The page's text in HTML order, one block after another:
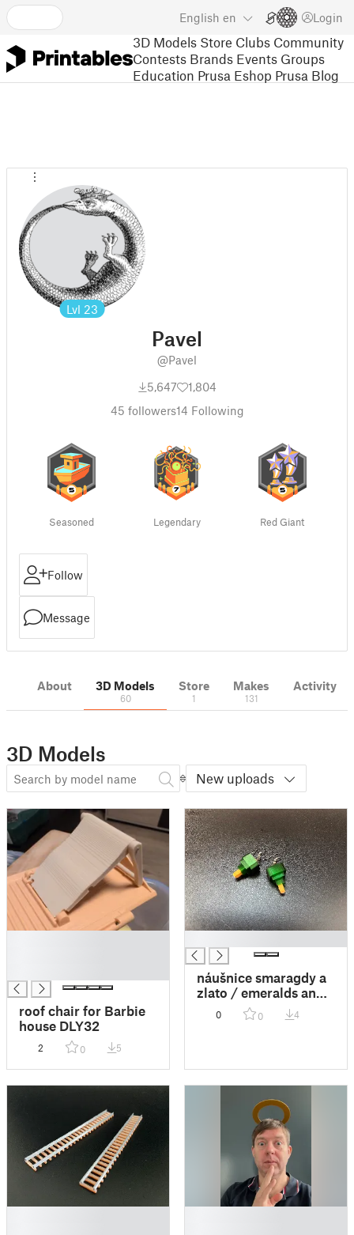
English en Login
3D Models Store Clubs Community
Contests Brands Events Groups
Education Prusa Eshop Prusa Blog
Lvl 23
Pavel
@Pavel
5,647
1,804
45 followers14 Following
Seasoned Legendary Red Giant
Follow
Message
About 3D Models
60
Store
1
Makes
131
Activity
3D Models
New uploads
roof chair for Barbie
house DLY32
2 0 5
náušnice smaragdy a
zlato / emeralds and
gold earrings
0 0 4